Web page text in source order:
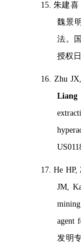
15. 朱建
魏景
法。
授权
16. Zhu
Liang
17. He
JM,
agent
发明